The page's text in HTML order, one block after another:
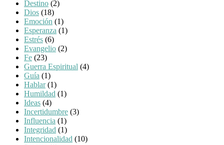
Destino (2)
Dios (18)
Emoción (1)
Esperanza (1)
Estrés (6)
Evangelio (2)
Fe (23)
Guerra Espiritual (4)
Guía (1)
Hablar(1)
Humildad (1)
Ideas (4)
Incertidumbre (3)
Influencia (1)
Integridad (1)
Intencionalidad (10)